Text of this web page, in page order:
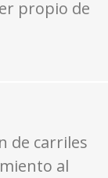
propio de
de carriles
al